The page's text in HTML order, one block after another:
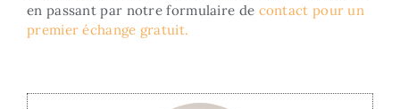
en passant par notre formulaire de contact pour un
premier échange gratuit.